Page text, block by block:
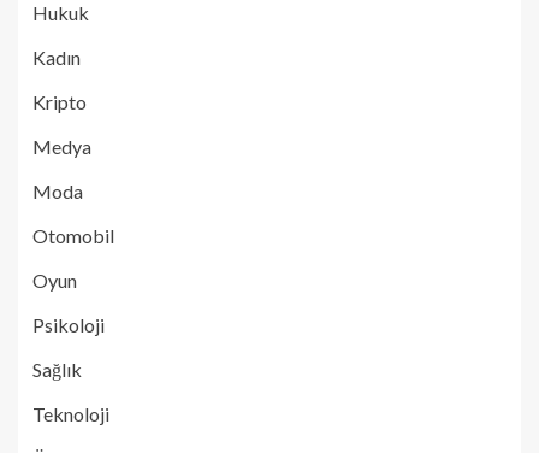
Hukuk
Kadın
Kripto
Medya
Moda
Otomobil
Oyun
Psikoloji
Sağlık
Teknoloji